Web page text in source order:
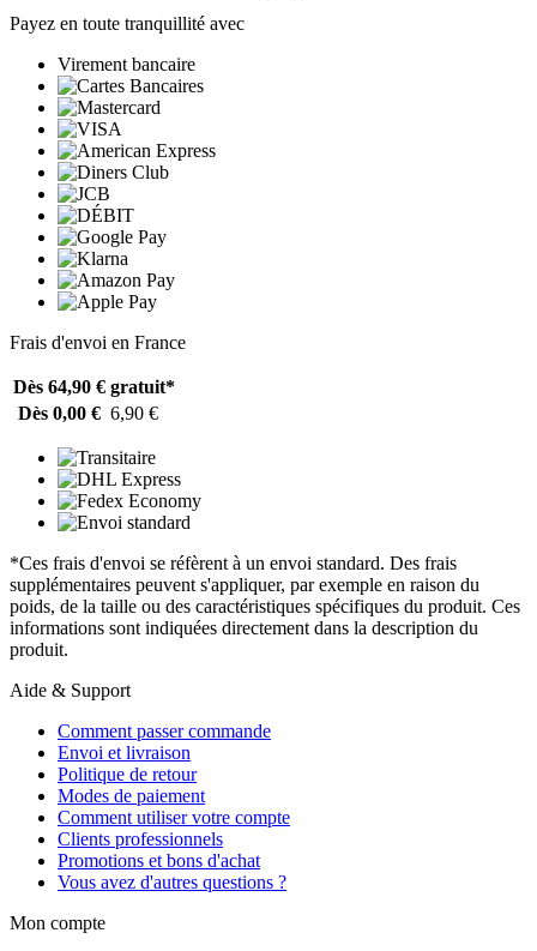
Payez en toute tranquillité avec
Virement bancaire
Frais d'envoi en France
Dès 64,90 € gratuit*
Dès 0,00 € 6,90 €
*Ces frais d'envoi se réfèrent à un envoi standard. Des frais
supplémentaires peuvent s'appliquer, par exemple en raison du
poids, de la taille ou des caractéristiques spécifiques du produit. Ces
informations sont indiquées directement dans la description du
produit.
Aide & Support
Comment passer commande
Envoi et livraison
Politique de retour
Modes de paiement
Comment utiliser votre compte
Clients professionnels
Promotions et bons d'achat
Vous avez d'autres questions ?
Mon compte